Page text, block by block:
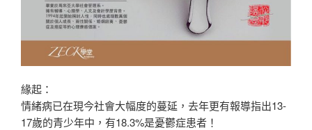
緣起：
情緒病已在現今社會大幅度的蔓延，去年更有報導指出13-
17歲的青少年中，有18.3%是憂鬱症患者！